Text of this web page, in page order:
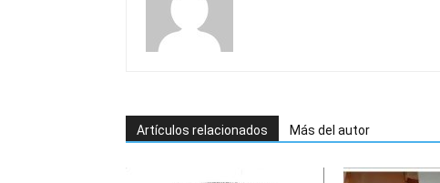
Artículos relacionados Más del autor